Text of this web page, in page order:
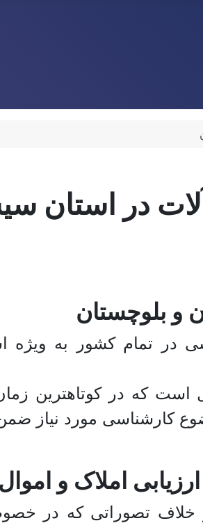
در استان
و بلوچستان
در تمام کشور به ویژه
است که در کوتاهترین
کارشناسی مورد نیاز
املاک و
خلاف تصوراتی که در